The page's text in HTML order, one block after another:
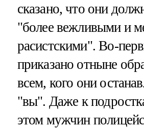
сказано, что они
"более вежливыми и
расистскими". Во-
приказано отныне
всем, кого они
"вы". Даже к
этом мужчин